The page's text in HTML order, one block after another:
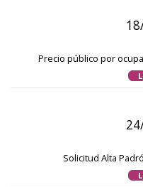
Precio público por
Solicitud Alta